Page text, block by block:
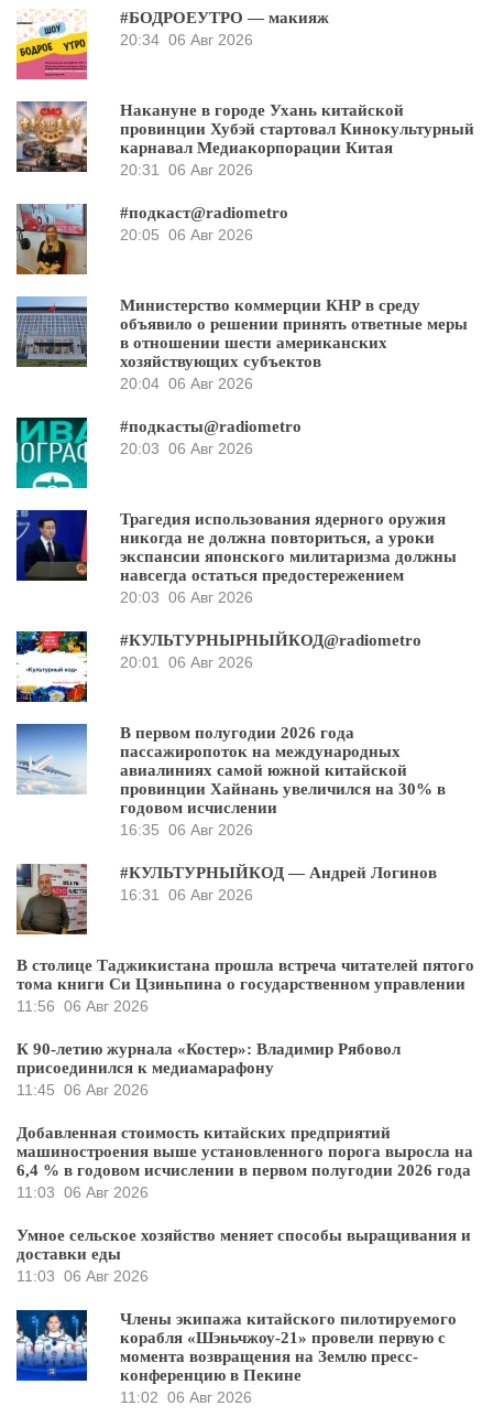
#БОДРОЕУТРО — макияж
20:34 06 Авг 2026
Накануне в городе Ухань китайской
провинции Хубэй стартовал Кинокультурный
карнавал Медиакорпорации Китая
20:31
06 Авг 2026
#подкаст@radiometro
20:05 06 Авг 2026
Министерство коммерции КНР в среду
объявило о решении принять ответные меры
в отношении шести американских
хозяйствующих субъектов
20:04 06 Авг 2026
#подкасты@radiometro
20:03 06 Авг 2026
Трагедия использования ядерного оружия
никогда не должна повториться, а уроки
экспансии японского милитаризма должны
навсегда остаться предостережением
20:03 06 Авг 2026
#КУЛЬТУРНЫРНЫЙКОД@radiometro
20:01
06 Авг 2026
В первом полугодии 2026 года
пассажиропоток на международных
авиалиниях самой южной китайской
провинции Хайнань увеличился на 30% в
годовом исчислении
16:35 06 Авг 2026
#КУЛЬТУРНЫЙКОД — Андрей Логинов
16:31
06 Авг 2026
В столице Таджикистана прошла встреча читателей пятого
тома книги Си Цзиньпина о государственном управлении
11:56 06 Авг 2026
К 90-летию журнала «Костер»: Владимир Рябовол
присоединился к медиамарафону
11:45 06 Авг 2026
Добавленная стоимость китайских предприятий
машиностроения выше установленного порога выросла на
6,4 % в годовом исчислении в первом полугодии 2026 года
11:03 06 Авг 2026
Умное сельское хозяйство меняет способы выращивания и
доставки еды
11:03 06 Авг 2026
Члены экипажа китайского пилотируемого
корабля «Шэньчжоу-21» провели первую с
момента возвращения на Землю пресс-
конференцию в Пекине
11:02 06 Авг 2026